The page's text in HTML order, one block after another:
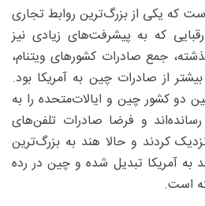
که یکی از بزرگ‌ترین روابط تجاری
که به‌ پیشرفت‌های زیادی نیز
جمع صادرات کشورهای ویتنام،
بیشتر از صادرات چین به آمریکا بود.
دو کشور چین و ایالات‌متحده را به
کمترین میزان از سال۲۰۰۶ رسانده‌اند و فرضا صادرات تلفن‌های
کردند و حالا هند به بزرگ‌ترین
به آمریکا تبدیل شده و چین در رده
است.